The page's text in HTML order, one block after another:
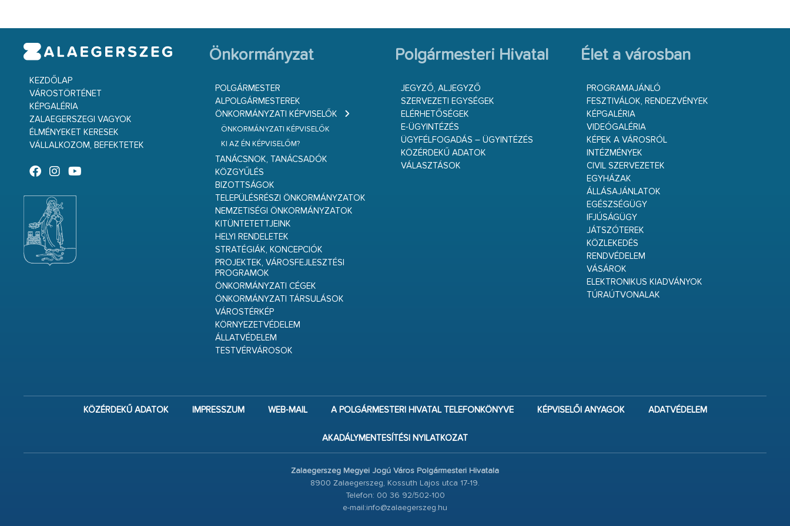
KEZDŐLAP
VÁROSTÖRTÉNET
KÉPGALÉRIA
ZALAEGERSZEGI VAGYOK
ÉLMÉNYEKET KERESEK
VÁLLALKOZOM, BEFEKTETEK
Önkormányzat
POLGÁRMESTER
ALPOLGÁRMESTEREK
ÖNKORMÁNYZATI KÉPVISELŐK
ÖNKORMÁNYZATI KÉPVISELŐK
KI AZ ÉN KÉPVISELŐM?
TANÁCSNOK, TANÁCSADÓK
KÖZGYŰLÉS
BIZOTTSÁGOK
TELEPÜLÉSRÉSZI ÖNKORMÁNYZATOK
NEMZETISÉGI ÖNKORMÁNYZATOK
KITÜNTETETTJEINK
HELYI RENDELETEK
STRATÉGIÁK, KONCEPCIÓK
PROJEKTEK, VÁROSFEJLESZTÉSI
PROGRAMOK
ÖNKORMÁNYZATI CÉGEK
ÖNKORMÁNYZATI TÁRSULÁSOK
VÁROSTÉRKÉP
KÖRNYEZETVÉDELEM
ÁLLATVÉDELEM
TESTVÉRVÁROSOK
Polgármesteri Hivatal
JEGYZŐ, ALJEGYZŐ
SZERVEZETI EGYSÉGEK
ELÉRHETŐSÉGEK
E-ÜGYINTÉZÉS
ÜGYFÉLFOGADÁS – ÜGYINTÉZÉS
KÖZÉRDEKŰ ADATOK
VÁLASZTÁSOK
Élet a városban
PROGRAMAJÁNLÓ
FESZTIVÁLOK, RENDEZVÉNYEK
KÉPGALÉRIA
VIDEÓGALÉRIA
KÉPEK A VÁROSRÓL
INTÉZMÉNYEK
CIVIL SZERVEZETEK
EGYHÁZAK
ÁLLÁSAJÁNLATOK
EGÉSZSÉGÜGY
IFJÚSÁGÜGY
JÁTSZÓTEREK
KÖZLEKEDÉS
RENDVÉDELEM
VÁSÁROK
ELEKTRONIKUS KIADVÁNYOK
TÚRAÚTVONALAK
KÖZÉRDEKŰ ADATOK IMPRESSZUM WEB-MAIL A POLGÁRMESTERI HIVATAL TELEFONKÖNYVE KÉPVISELŐI ANYAGOK ADATVÉDELEM
AKADÁLYMENTESÍTÉSI NYILATKOZAT
Zalaegerszeg Megyei Jogú Város Polgármesteri Hivatala
8900 Zalaegerszeg, Kossuth Lajos utca 17-19.
Telefon: 00 36 92/502-100
e-mail:info@zalaegerszeg.hu